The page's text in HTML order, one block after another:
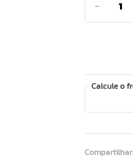
－
Compartilhar